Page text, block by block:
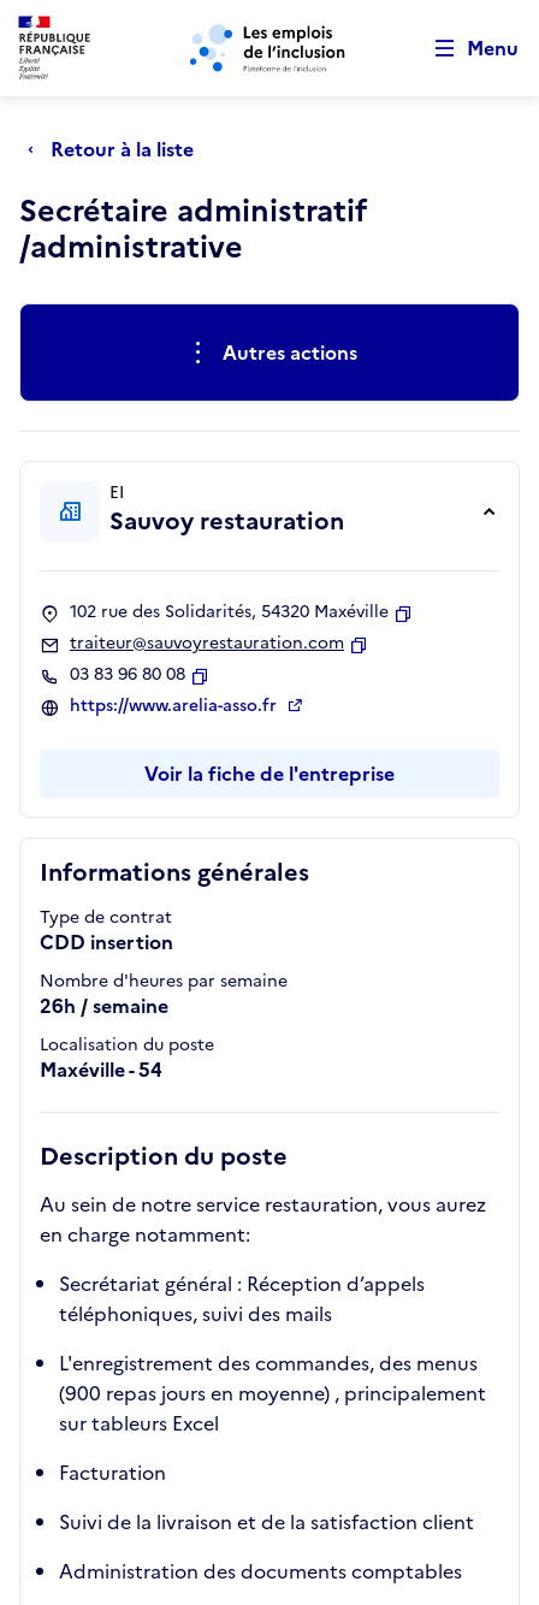
Aller au menu principal Aller au contenu principal
Menu
Retour à la liste
Secrétaire administratif
/administrative
Actions rapidesAutres actions
Informations générales
Type de contrat
CDD insertion
Nombre d'heures par semaine
26h / semaine
Localisation du poste
Maxéville - 54
Description du poste
Au sein de notre service restauration, vous aurez
en charge notamment:
Secrétariat général : Réception d’appels
téléphoniques, suivi des mails
L'enregistrement des commandes, des menus
(900 repas jours en moyenne) , principalement
sur tableurs Excel
Facturation
Suivi de la livraison et de la satisfaction client
Administration des documents comptables
EI
Sauvoy restauration
102 rue des Solidarités, 54320 Maxéville
traiteur@sauvoyrestauration.com
03 83 96 80 08
Copier
https://www.arelia-asso.fr
Voir la fiche de l'entreprise
Retour au début de la page
Panneau de gestion des cookies